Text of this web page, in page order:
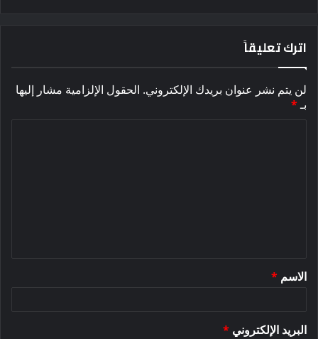
اترك تعليقاً
لن يتم نشر عنوان بريدك الإلكتروني. الحقول الإلزامية مشار إليها
بـ*
*
الاسم *
البريد الإلكتروني *